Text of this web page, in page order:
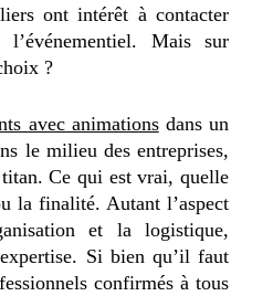
ont intérêt à contacter
Mais sur
?
avec animationsdans un
le milieu des entreprises,
Ce qui est vrai, quelle
la finalité. Autant l’aspect
et la logistique,
Si bien qu’il faut
confirmés à tous